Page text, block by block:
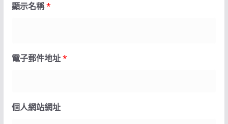
顯示名稱*
電子郵件地址*
個人網站網址